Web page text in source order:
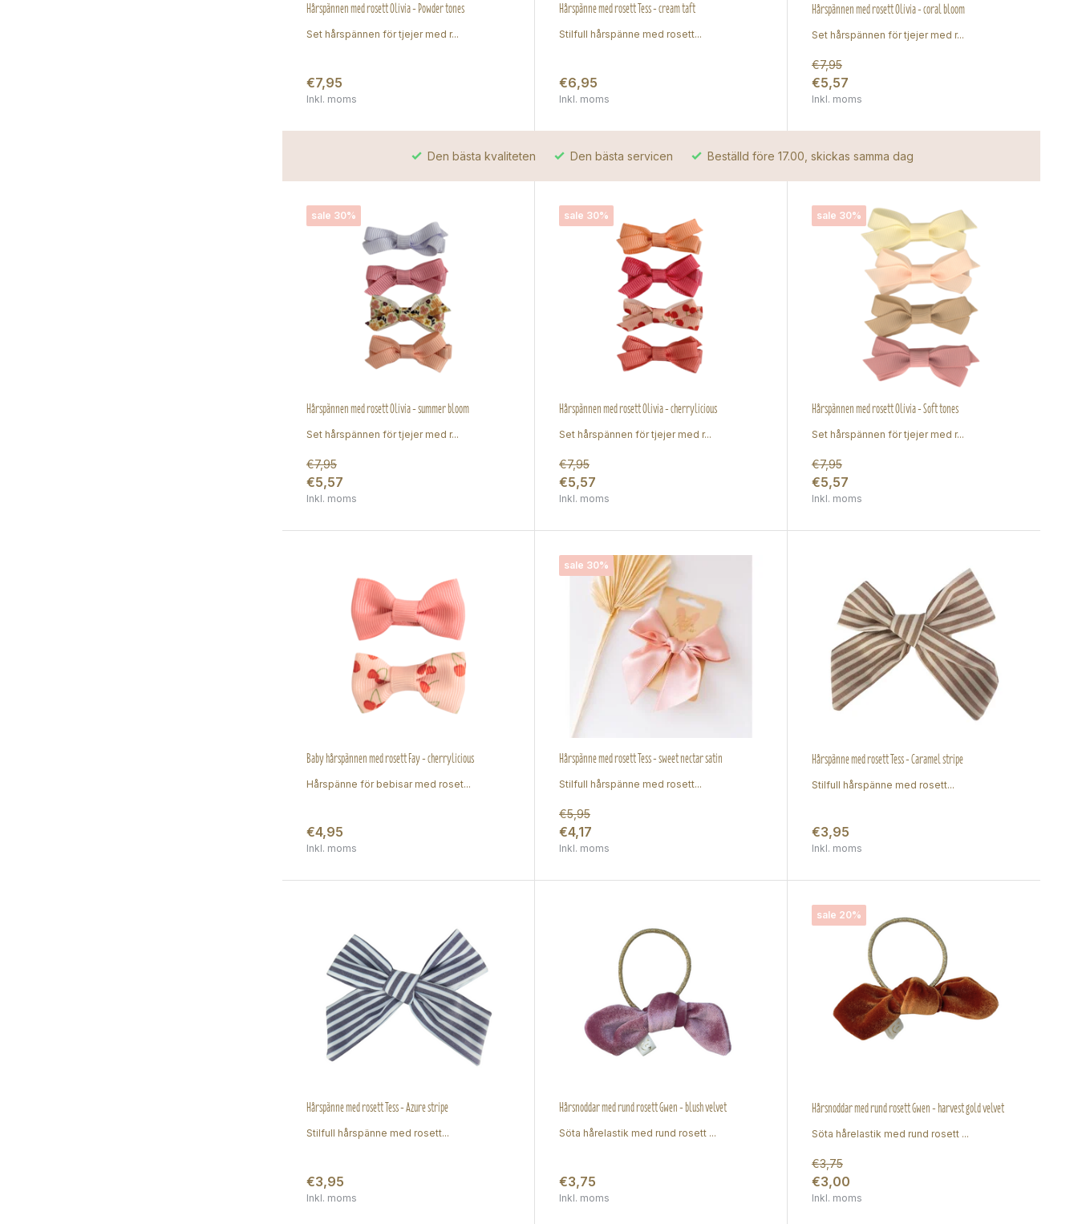
Hårspännen med rosett Olivia - Powder tones
Set hårspännen för tjejer med r...
€7,95
Inkl. moms
Hårspänne med rosett Tess - cream taft
Stilfull hårspänne med rosett...
€6,95
Inkl. moms
Hårspännen med rosett Olivia - coral bloom
Set hårspännen för tjejer med r...
€7,95
€5,57
Inkl. moms
Den bästa kvaliteten Den bästa servicen Beställd före 17.00, skickas samma dag
sale 30%
Hårspännen med rosett Olivia - summer bloom
Set hårspännen för tjejer med r...
€7,95
€5,57
Inkl. moms
sale 30%
Hårspännen med rosett Olivia - cherrylicious
Set hårspännen för tjejer med r...
€7,95
€5,57
Inkl. moms
sale 30%
Hårspännen med rosett Olivia - Soft tones
Set hårspännen för tjejer med r...
€7,95
€5,57
Inkl. moms
Baby hårspännen med rosett Fay - cherrylicious
Hårspänne för bebisar med roset...
€4,95
Inkl. moms
sale 30%
Hårspänne med rosett Tess - sweet nectar satin
Stilfull hårspänne med rosett...
€5,95
€4,17
Inkl. moms
Hårspänne med rosett Tess - Caramel stripe
Stilfull hårspänne med rosett...
€3,95
Inkl. moms
Hårspänne med rosett Tess - Azure stripe
Stilfull hårspänne med rosett...
€3,95
Inkl. moms
Hårsnoddar med rund rosett Gwen - blush velvet
Söta hårelastik med rund rosett ...
€3,75
Inkl. moms
sale 20%
Hårsnoddar med rund rosett Gwen - harvest gold velvet
Söta hårelastik med rund rosett ...
€3,75
€3,00
Inkl. moms